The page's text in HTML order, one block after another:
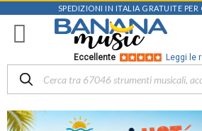
SPEDIZIONI IN ITALIA GRATUITE PER
Eccellente Leggi le